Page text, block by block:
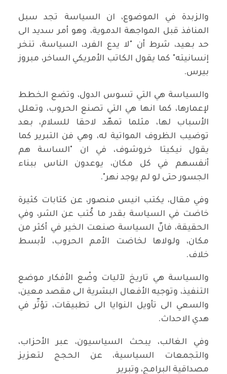
والزبدة في الموضوع، ان السياسة تجد سبل
المنافذ قبل المواجهة الدموية، وهو أمر سديد الى
حد بعيد، شرط أن "لا يدع الفرد، السياسة، تنخر
إنسانيته" كما يقول الكاتب الأمريكي الساخر، مبروز
بيرس.
والسياسة هي التي تسوس الدول، وتضع الخطط
لإعمارها، كما انها هي التي تصنع الحروب، وتعلل
الأسباب لها، مثلما تمهّد لاحقا للسلام، بعد
توضيب الظروف المواتية له، وهي فن التبرير كما
يقول نيكيتا خروشوف، في ان "الساسة هم
أنفسهم في كل مكان، يوعدون الناس ببناء
الجسور حتى لو لم يوجد نهر".
وفي مقال، يكتب انيس منصور، عن كتابات كثيرة
خاضت في السياسة بقدر ما كُتب عن الشر، وفي
الحقيقة، فانّ السياسة صنعت الخير في أكثر من
مكان، ولولاها لخاضت الأمم الحروب، لأبسط
خلاف.
والسياسة هي تاريخ لآليات وضْع الأفكار موضع
التنفيذ، وتوجيه الأفعال البشرية الى مقصد معين،
والسعي الى تأويل النوايا الى تطبيقات، تؤثّر في
هدي الاحداث.
وفي الغالب، يبحث السياسيون، عبر الأحزاب،
والتجمعات السياسية، عن الحجج لتعزيز
مصداقية البرامج، وتبرير